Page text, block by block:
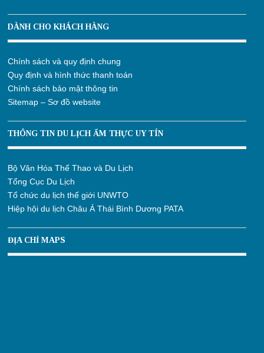
DÀNH CHO KHÁCH HÀNG
Chính sách và quy định chung
Quy định và hình thức thanh toán
Chính sách bảo mật thông tin
Sitemap – Sơ đồ website
THÔNG TIN DU LỊCH ẨM THỰC UY TÍN
Bộ Văn Hóa Thể Thao và Du Lịch
Tổng Cục Du Lịch
Tổ chức du lịch thế giới UNWTO
Hiệp hội du lịch Châu Á Thái Bình Dương PATA
ĐỊA CHỈ MAPS